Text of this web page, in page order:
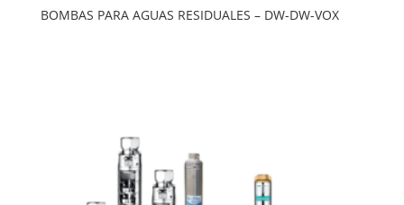
BOMBAS PARA AGUAS RESIDUALES – DW-DW-VOX